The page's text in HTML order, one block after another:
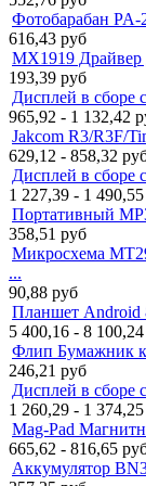
Фотобарабан PA-
616,43 руб
MX1919 Драйвер
193,39 руб
Дисплей в сборе
965,92 - 1 132,42
Jakcom R3/R3F/
629,12 - 858,32
Дисплей в сборе
1 227,39 - 1 490,55
Портативный
358,51 руб
Микросхема
...
90,88 руб
Планшет Android
5 400,16 - 8 100,24
Флип Бумажник
246,21 руб
Дисплей в сборе
1 260,29 - 1 374,25
Mag-Pad
665,62 - 816,65
Аккумулятор